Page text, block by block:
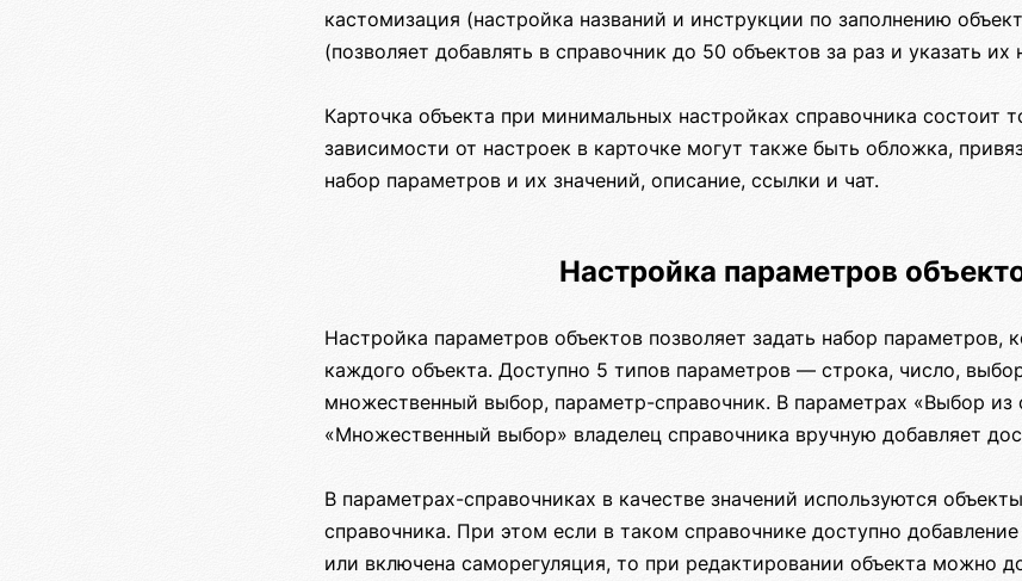
кастомизация (настройка названий и инструкции по заполнению
(позволяет добавлять в справочник до 50 объектов за раз и указать их
Карточка объекта при минимальных настройках справочника состоит
зависимости от настроек в карточке могут также быть обложка,
набор параметров и их значений, описание, ссылки и чат.
Настройка параметров
Настройка параметров объектов позволяет задать набор параметров,
каждого объекта. Доступно 5 типов параметров — строка, число,
множественный выбор, параметр-справочник. В параметрах «Выбор из
«Множественный выбор» владелец справочника вручную добавляет
В параметрах-справочниках в качестве значений используются
справочника. При этом если в таком справочнике доступно
или включена саморегуляция, то при редактировании объекта можно